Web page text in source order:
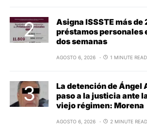
Asigna ISSSTE más de
préstamos personales
dos semanas
AGOSTO 6, 2026 1 MINUTE READ
La detención de Ángel
paso a la justicia ante
viejo régimen: Morena
AGOSTO 6, 2026 2 MINUTE READ